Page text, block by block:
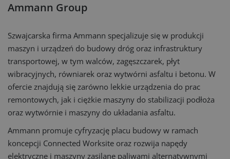
Ammann Group
Szwajcarska firma Ammann specjalizuje się w produkcji
maszyn i urządzeń do budowy dróg oraz infrastruktury
transportowej, w tym walców, zagęszczarek, płyt
wibracyjnych, równiarek oraz wytwórni asfaltu i betonu. W
ofercie znajdują się zarówno lekkie urządzenia do prac
remontowych, jak i ciężkie maszyny do stabilizacji podłoża
oraz wytwórnie i maszyny do układania asfaltu.
Ammann promuje cyfryzację placu budowy w ramach
koncepcji Connected Worksite oraz rozwija napędy
elektryczne i maszyny zasilane paliwami alternatywnymi